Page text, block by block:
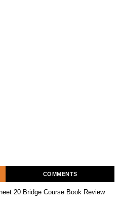
COMMENTS
20 Bridge Course Book Review